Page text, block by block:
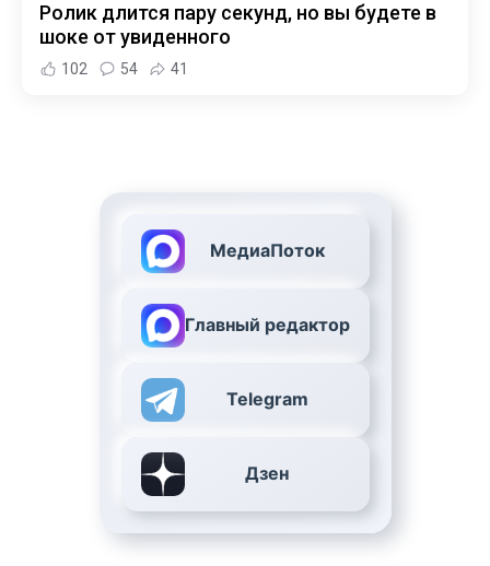
Ролик длится пару секунд, но вы будете в
шоке от увиденного
102 54 41
МедиаПоток
Главный редактор
Telegram
Дзен